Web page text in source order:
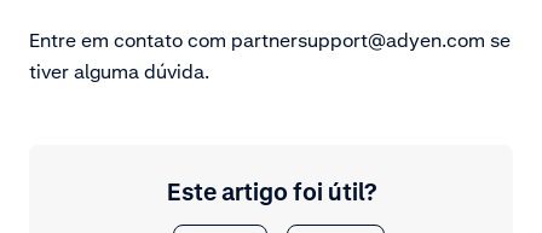
Entre em contato com partnersupport@adyen.com se
tiver alguma dúvida.
Este artigo foi útil?